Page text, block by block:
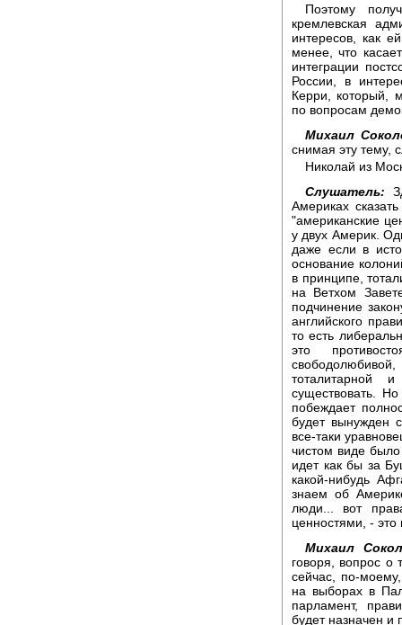
Поэтому
кремлевская
интересов, как
менее, что
интеграции
России, в
Керри, который,
по вопросам
Михаил
снимая эту тему,
Николай из
Слушатель:
Америках
"американские
у двух Америк.
даже если в
основание
в принципе,
на Ветхом
подчинение
английского
то есть
это
тоталитарной
существовать.
побеждает
будет вынужден
все-таки
чистом виде
идет как бы за
какой-нибудь
знаем об
люди... вот
ценностями, - это
Михаил
говоря, вопрос о
сейчас, по-
на выборах в
парламент,
будет назначен и